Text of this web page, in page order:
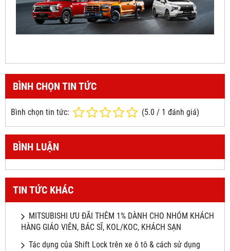
BÌNH CHỌN TIN TỨC
Bình chọn tin tức: (5.0 / 1 đánh giá)
BÌNH LUẬN
TIN TỨC KHÁC
MITSUBISHI ƯU ĐÃI THÊM 1% DÀNH CHO NHÓM KHÁCH
HÀNG GIÁO VIÊN, BÁC SĨ, KOL/KOC, KHÁCH SẠN
Tác dụng của Shift Lock trên xe ô tô & cách sử dụng